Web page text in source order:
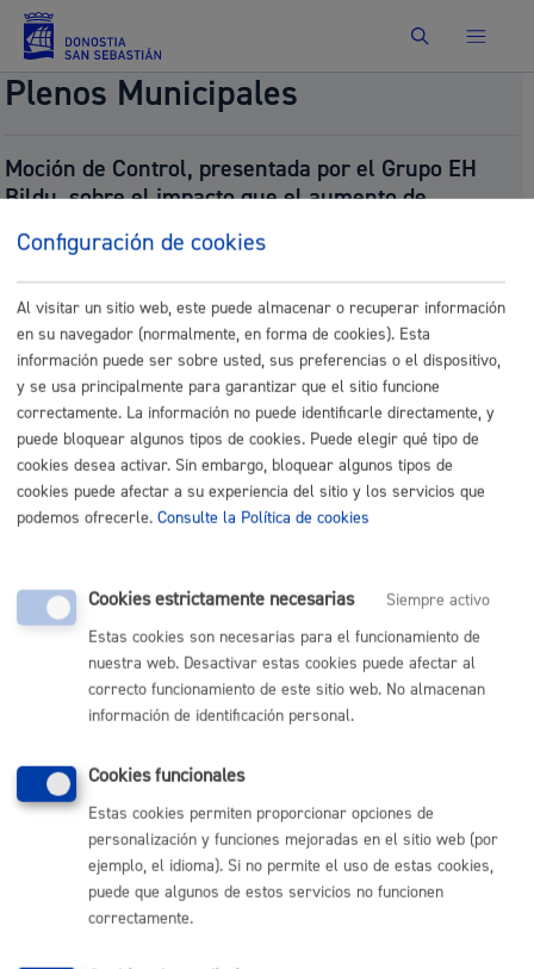
Buscar
Plenos Municipales
Moción de Control, presentada por el Grupo EH
Bildu, sobre el impacto que el aumento de
cruceros puede tener en la política turística de San
Sebastián.
Número:2025/700
Presentado por:Grupo EH BILDU Taldea
Presentado el:07/18/2025
Fecha del pleno:07/24/2025
Tipo:Moción de Control
Resultado:No Aprobado (gehiengoa / mayoría)
Documentos
P_mozioagurutzontziaketaturismopolitika.pdf
P_mozioagurutzontziaketaturismopolitika_es.pdf
Comunícate con el Ayuntamiento de Donostia / San
Sebastián
(gratuito desde Donostia / San Sebastián)
Buzón de la ciudadanía
Informar de un error en la web
Enlaces útiles
Ofertas de empleo
Configuración de cookies
Al visitar un sitio web, este puede almacenar o recuperar información
en su navegador (normalmente, en forma de cookies). Esta
información puede ser sobre usted, sus preferencias o el dispositivo,
y se usa principalmente para garantizar que el sitio funcione
correctamente. La información no puede identificarle directamente, y
puede bloquear algunos tipos de cookies. Puede elegir qué tipo de
cookies desea activar. Sin embargo, bloquear algunos tipos de
cookies puede afectar a su experiencia del sitio y los servicios que
podemos ofrecerle. Consulte la Política de cookies
Cookies estrictamente necesarias
Siempre activo
Estas cookies son necesarias para el funcionamiento de
nuestra web. Desactivar estas cookies puede afectar al
correcto funcionamiento de este sitio web. No almacenan
información de identificación personal.
Cookies funcionales
Estas cookies permiten proporcionar opciones de
personalización y funciones mejoradas en el sitio web (por
ejemplo, el idioma). Si no permite el uso de estas cookies,
puede que algunos de estos servicios no funcionen
correctamente.